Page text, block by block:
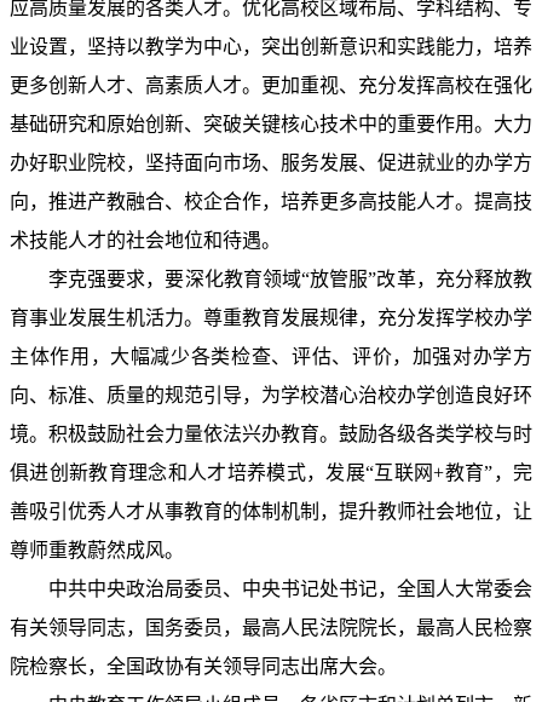
应高质量发展的各类人才。优化高校区域布局、学科结构、专
业设置，坚持以教学为中心，突出创新意识和实践能力，培养
更多创新人才、高素质人才。更加重视、充分发挥高校在强化
基础研究和原始创新、突破关键核心技术中的重要作用。大力
办好职业院校，坚持面向市场、服务发展、促进就业的办学方
向，推进产教融合、校企合作，培养更多高技能人才。提高技
术技能人才的社会地位和待遇。
李克强要求，要深化教育领域“放管服”改革，充分释放教
育事业发展生机活力。尊重教育发展规律，充分发挥学校办学
主体作用，大幅减少各类检查、评估、评价，加强对办学方
向、标准、质量的规范引导，为学校潜心治校办学创造良好环
境。积极鼓励社会力量依法兴办教育。鼓励各级各类学校与时
俱进创新教育理念和人才培养模式，发展“互联网+教育”，完
善吸引优秀人才从事教育的体制机制，提升教师社会地位，让
尊师重教蔚然成风。
中共中央政治局委员、中央书记处书记，全国人大常委会
有关领导同志，国务委员，最高人民法院院长，最高人民检察
院检察长，全国政协有关领导同志出席大会。